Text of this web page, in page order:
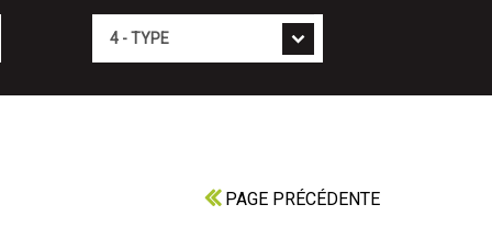
PAGE PRÉCÉDENTE